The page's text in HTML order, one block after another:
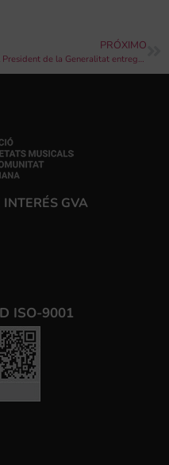
PRÓXIMO
El President de la Generalitat entregará en Santa Cecilia los Premios Euterpe de la FSMCV
GVA
ISO-9001